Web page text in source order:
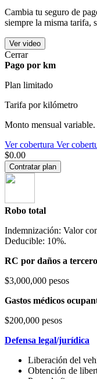
Cambia tu seguro de
siempre la misma tarifa,
Ver video
Cerrar
Pago por km
Plan limitado
Tarifa por kilómetro
Monto mensual variable.
Ver cobertura Ver
$0.00
Contratar plan
Robo total
Indemnización: Valor
Deducible: 10%.
RC por daños a
$3,000,000 pesos
Gastos médicos
$200,000 pesos
Defensa legal/jurídica
Liberación del
Obtención de